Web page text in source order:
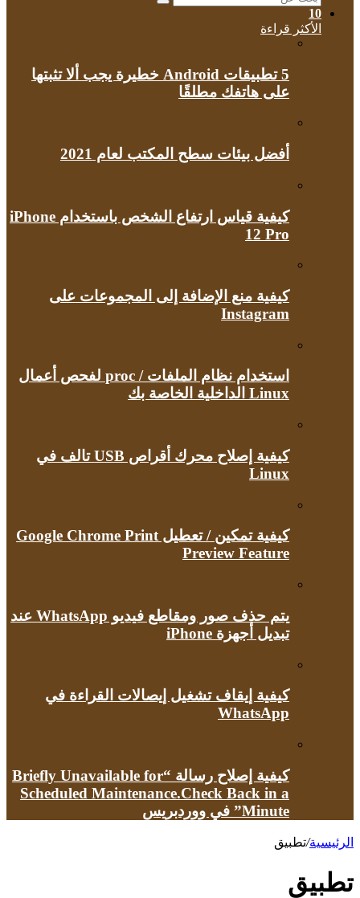
بحث
10
الأكثر قراءة
5 تطبيقات Android خطيرة يجب ألا تثبتها
على هاتفك مطلقًا
أفضل بيئات سطح المكتب لعام 2021
كيفية قياس ارتفاع الشخص باستخدام iPhone
12 Pro
كيفية منع الإضافة إلى المجموعات على
Instagram
استخدام نظام الملفات / proc لفحص أعمال
Linux الداخلية الخاصة بك
كيفية إصلاح محرك أقراص USB تالف في
Linux
كيفية تمكين / تعطيل Google Chrome Print
Preview Feature
يتم حذف صور ومقاطع فيديو WhatsApp عند
تبديل أجهزة iPhone
كيفية إيقاف تشغيل إيصالات القراءة في
WhatsApp
كيفية إصلاح رسالة “Briefly Unavailable for
Scheduled Maintenance.Check Back in a
Minute” في ووردبريس
الرئيسية/تطبيق
تطبيق